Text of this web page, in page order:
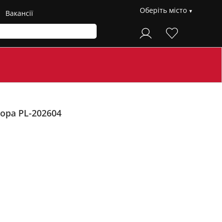
Вакансії Оберіть місто
PL-202604